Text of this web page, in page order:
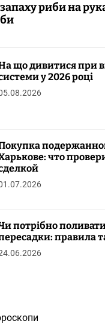
риби на
що дивитися при
у 2026 році
что
потрібно
правила